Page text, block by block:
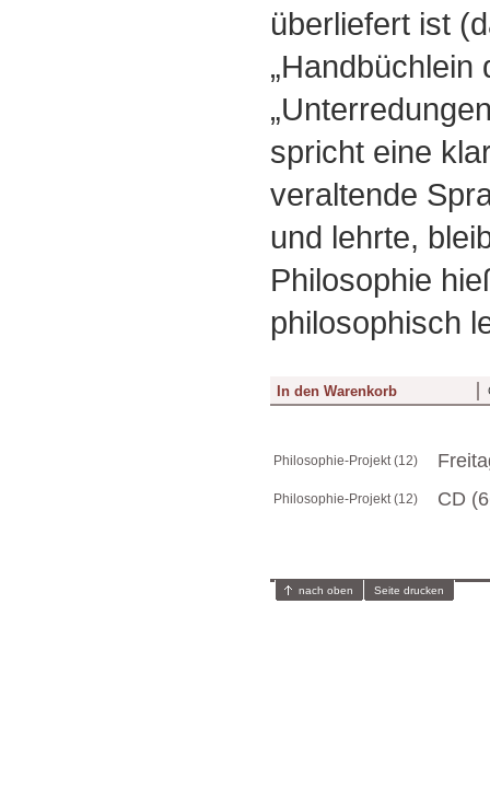
überliefert ist
„Handbüchlein
spricht eine
veraltende
und lehrte,
Philosophie
philosophisch
Philosophie-Projekt (12)
Philosophie-Projekt (12) CD
nach oben Seite drucken